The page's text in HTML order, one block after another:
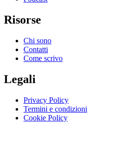
Risorse
Chi sono
Contatti
Come scrivo
Legali
Privacy Policy
Termini e condizioni
Cookie Policy